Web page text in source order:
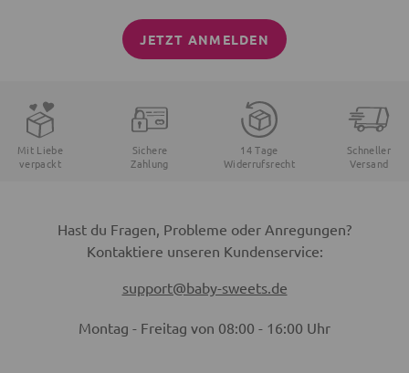
JETZT ANMELDEN
Mit Liebe
verpackt
Sichere
Zahlung
14 Tage
Widerrufsrecht
Schneller
Versand
Hast du Fragen, Probleme oder Anregungen?
Kontaktiere unseren Kundenservice:
support@baby-sweets.de
Montag - Freitag von 08:00 - 16:00 Uhr